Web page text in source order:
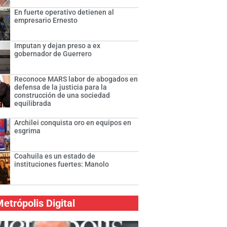
En fuerte operativo detienen al
empresario Ernesto
Imputan y dejan preso a ex
gobernador de Guerrero
Reconoce MARS labor de abogados en
defensa de la justicia para la
construcción de una sociedad
equilibrada
Archilei conquista oro en equipos en
esgrima
Coahuila es un estado de
instituciones fuertes: Manolo
Digital